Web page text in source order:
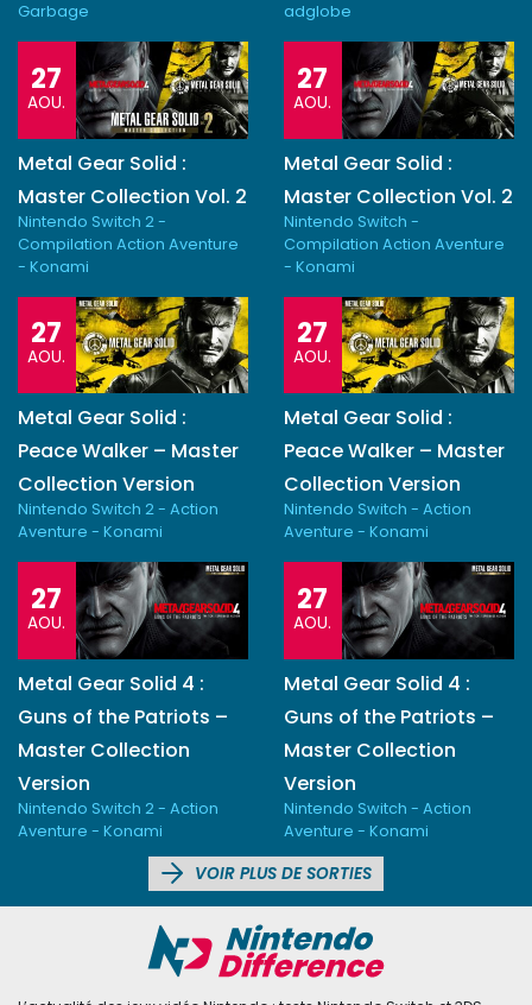
Garbage
adglobe
27
AOU.
Metal Gear Solid :
Master Collection Vol. 2
Nintendo Switch 2 -
Compilation Action Aventure
- Konami
27
AOU.
Metal Gear Solid :
Master Collection Vol. 2
Nintendo Switch -
Compilation Action Aventure
- Konami
27
AOU.
Metal Gear Solid :
Peace Walker – Master
Collection Version
Nintendo Switch 2 - Action
Aventure - Konami
27
AOU.
Metal Gear Solid :
Peace Walker – Master
Collection Version
Nintendo Switch - Action
Aventure - Konami
27
AOU.
Metal Gear Solid 4 :
Guns of the Patriots –
Master Collection
Version
Nintendo Switch 2 - Action
Aventure - Konami
27
AOU.
Metal Gear Solid 4 :
Guns of the Patriots –
Master Collection
Version
Nintendo Switch - Action
Aventure - Konami
VOIR PLUS DE SORTIES